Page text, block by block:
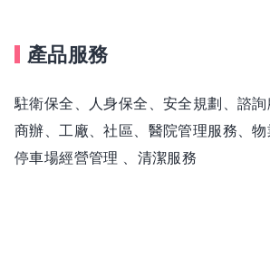
• 門禁、安全及智慧監控系統管理
• ESG永續管理及智慧建築服務
未來將持續朝向智慧物業、數位管理及
造更具競爭力的專業服務團隊。
產品服務
駐衛保全、人身保全、安全規劃、諮詢
商辦、工廠、社區、醫院管理服務、物
停車場經營管理 、清潔服務